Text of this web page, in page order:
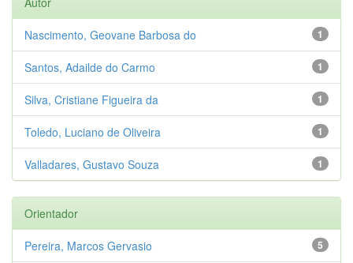
1
Nascimento, Geovane Barbosa do
1
Santos, Adailde do Carmo
1
Silva, Cristiane Figueira da
1
Toledo, Luciano de Oliveira
1
Valladares, Gustavo Souza
Orientador
5
Pereira, Marcos Gervasio